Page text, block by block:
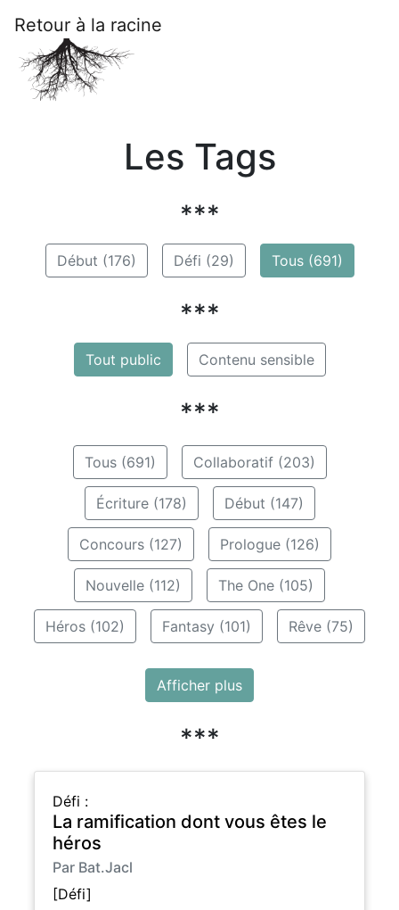
Retour à la racine
Les Tags
***
Début (176) Défi (29) Tous (691)
***
Tout public Contenu sensible
***
Tous (691) Collaboratif (203)
Écriture (178) Début (147)
Concours (127) Prologue (126)
Nouvelle (112) The One (105)
Héros (102) Fantasy (101) Rêve (75)
Afficher plus
***
Défi :
La ramification dont vous êtes le
héros
Par Bat.Jacl
[Défi]